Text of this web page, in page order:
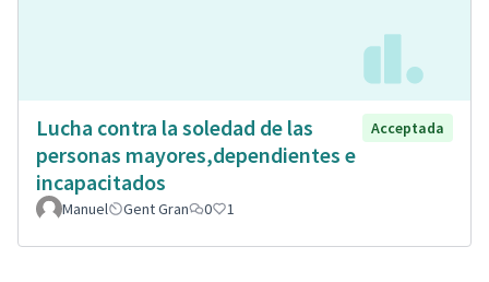
Lucha contra la soledad de las
personas mayores,dependientes e
incapacitados
Acceptada
Manuel Gent Gran 0 1